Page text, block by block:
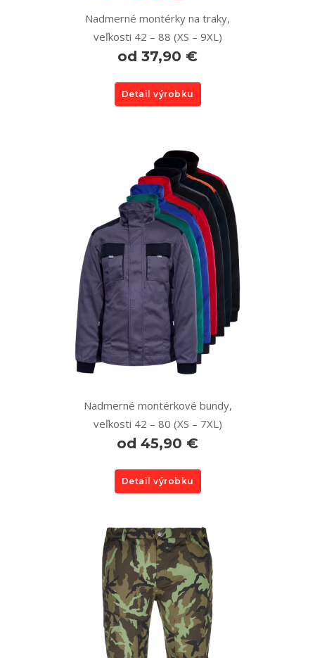
Nadmerné montérky na traky,
veľkosti 42 – 88 (XS – 9XL)
od 37,90 €
Detail výrobku
Nadmerné montérkové bundy,
veľkosti 42 – 80 (XS – 7XL)
od 45,90 €
Detail výrobku